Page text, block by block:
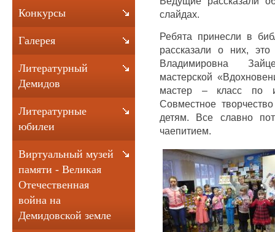
слайдах.
Ребята принесли в
рассказали о них,
Владимировна
мастерской
мастер – класс по
Совместное
детям. Все славно
чаепитием.
Конкурсы
Галерея
Литературный
Демидов
Литературные
юбилеи
Виртуальный музей
памяти - Великая
Отечественная
война на
Демидовской земле